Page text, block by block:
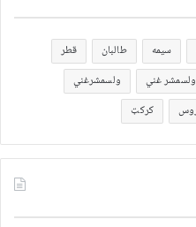
سیمه طالبان
قطر
ولسمشر غني
ولسمشرغني
کرکټ